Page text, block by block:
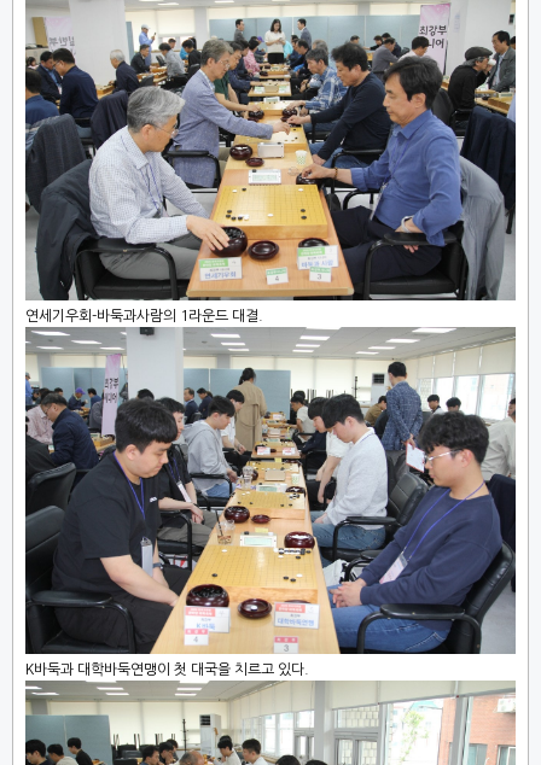
연세기우회-바둑과사람의 1라운드 대결.
K바둑과 대학바둑연맹이 첫 대국을 치르고 있다.